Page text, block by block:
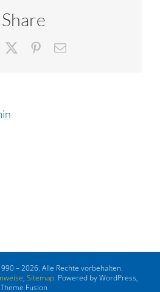
Share
Pinterest
E-
– 2026. Alle Rechte vorbehalten.
, Sitemap. Powered by WordPress,
Theme Fusion